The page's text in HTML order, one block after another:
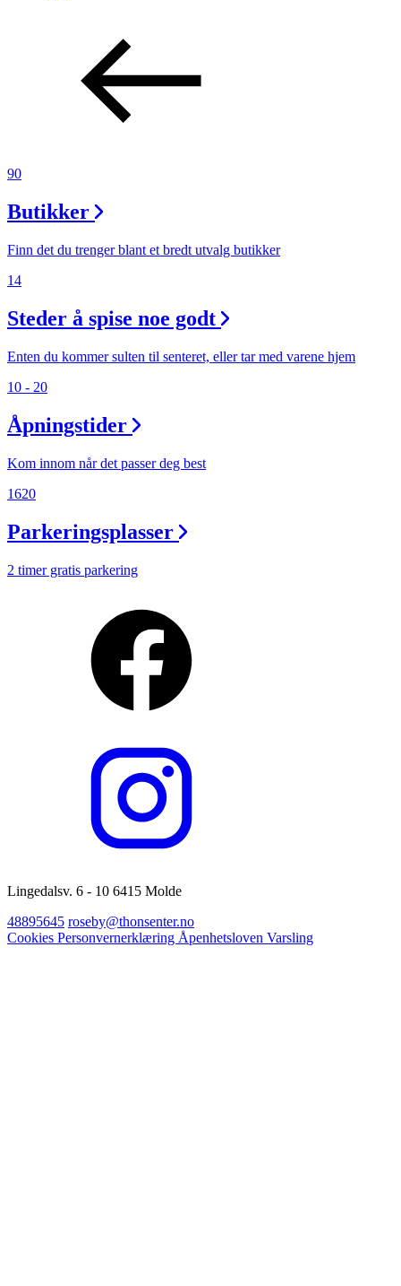
90
Butikker
Finn det du trenger blant et bredt utvalg butikker
14
Steder å spise noe godt
Enten du kommer sulten til senteret, eller tar med varene hjem
10 - 20
Åpningstider
Kom innom når det passer deg best
1620
Parkeringsplasser
2 timer gratis parkering
Lingedalsv. 6 - 10 6415 Molde
48895645 roseby@thonsenter.no
Cookies Personvernerklæring Åpenhetsloven Varsling